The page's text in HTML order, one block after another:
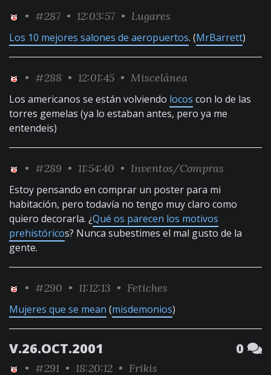
• #287 • 12:03:57 • Lugares
Los 10 mejores salones de aeropuertos. (MrBarrett)
• #288 • 12:01:45 • Miscelánea
Los americanos se están volviendo locos con lo de las
torres gemelas (ya lo estaban antes, pero ya me
entendeis)
• #289 • 11:54:40 • Inventos/Compras
Estoy pensando en comprar un poster para mi
habitación, pero todavía no tengo muy claro como
quiero decorarla. ¿Qué os parecen los motivos
prehistóricos? Nunca subestimes el mal gusto de la
gente.
• #290 • 11:12:13 • Fetiches
Mujeres que se mean (misdemonios)
V.26.OCT.2001 0
• #291 • 18:20:12 • Frikis